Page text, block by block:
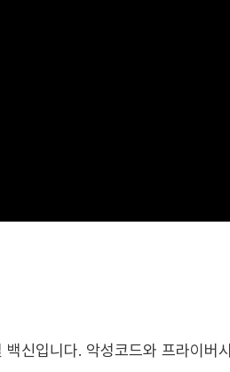
신입니다. 악성코드와 프라이버